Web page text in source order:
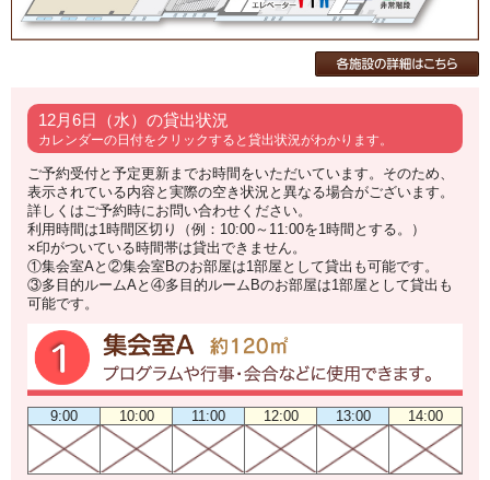
12月6日（水）の貸出状況
カレンダーの日付をクリックすると貸出状況がわかります。
ご予約受付と予定更新までお時間をいただいています。そのため、
表示されている内容と実際の空き状況と異なる場合がございます。
詳しくはご予約時にお問い合わせください。
利用時間は1時間区切り（例：10:00～11:00を1時間とする。）
×印がついている時間帯は貸出できません。
①集会室Aと②集会室Bのお部屋は1部屋として貸出も可能です。
③多目的ルームAと④多目的ルームBのお部屋は1部屋として貸出も
可能です。
9:00 10:00 11:00 12:00 13:00 14:00